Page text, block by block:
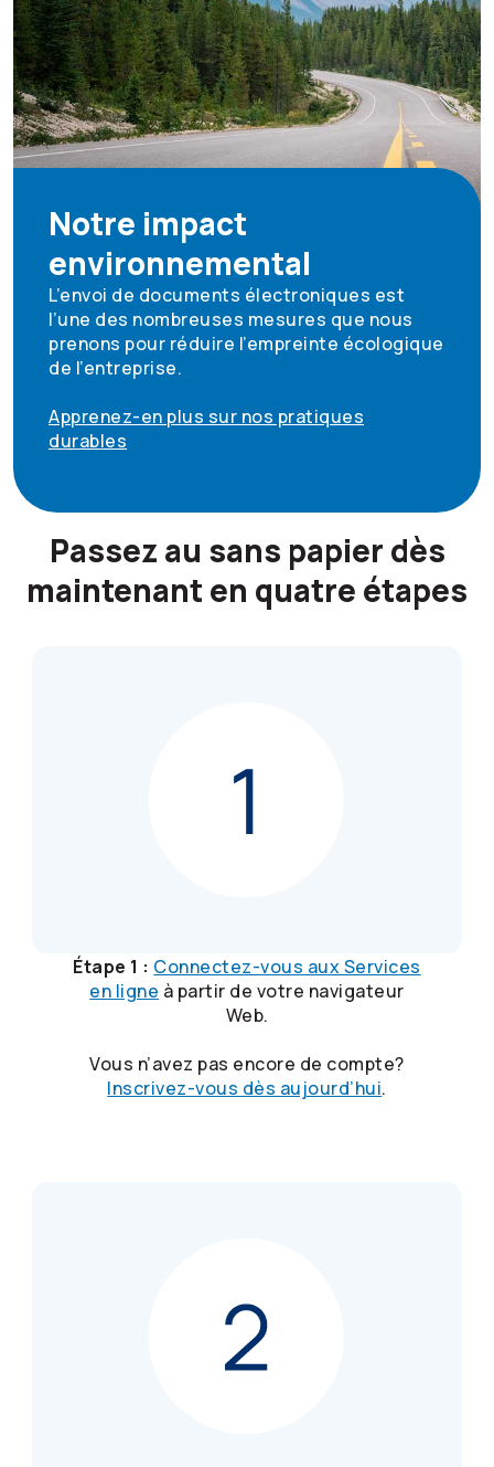
Notre impact
environnemental
L’envoi de documents électroniques est
l’une des nombreuses mesures que nous
prenons pour réduire l’empreinte écologique
de l’entreprise.
Apprenez-en plus sur nos pratiques
durables
Passez au sans papier dès
maintenant en quatre étapes
Étape 1 : Connectez-vous aux Services
en ligne à partir de votre navigateur
Web.
Vous n’avez pas encore de compte?
Inscrivez-vous dès aujourd’hui.